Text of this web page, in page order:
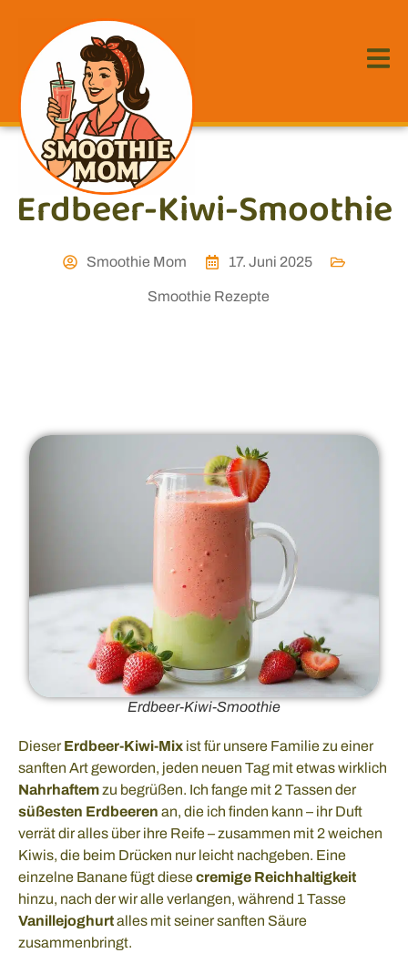
Erdbeer-Kiwi-Smoothie
Smoothie Mom 17. Juni 2025
Smoothie Rezepte
Erdbeer-Kiwi-Smoothie
DieserErdbeer-Kiwi-Mix ist für unsere Familie zu einer
sanften Art geworden, jeden neuen Tag mit etwas wirklich
Nahrhaftemzu begrüßen. Ich fange mit 2 Tassen der
süßesten Erdbeeren an, die ich finden kann – ihr Duft
verrät dir alles über ihre Reife – zusammen mit 2 weichen
Kiwis, die beim Drücken nur leicht nachgeben. Eine
einzelne Banane fügt diesecremige Reichhaltigkeit
hinzu, nach der wir alle verlangen, während 1 Tasse
Vanillejoghurtalles mit seiner sanften Säure
zusammenbringt.